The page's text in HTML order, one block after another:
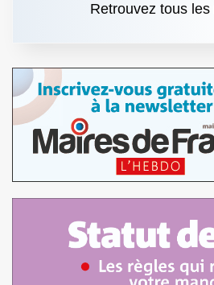
Retrouvez tous